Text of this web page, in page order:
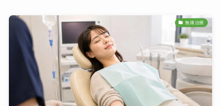
無痛治療